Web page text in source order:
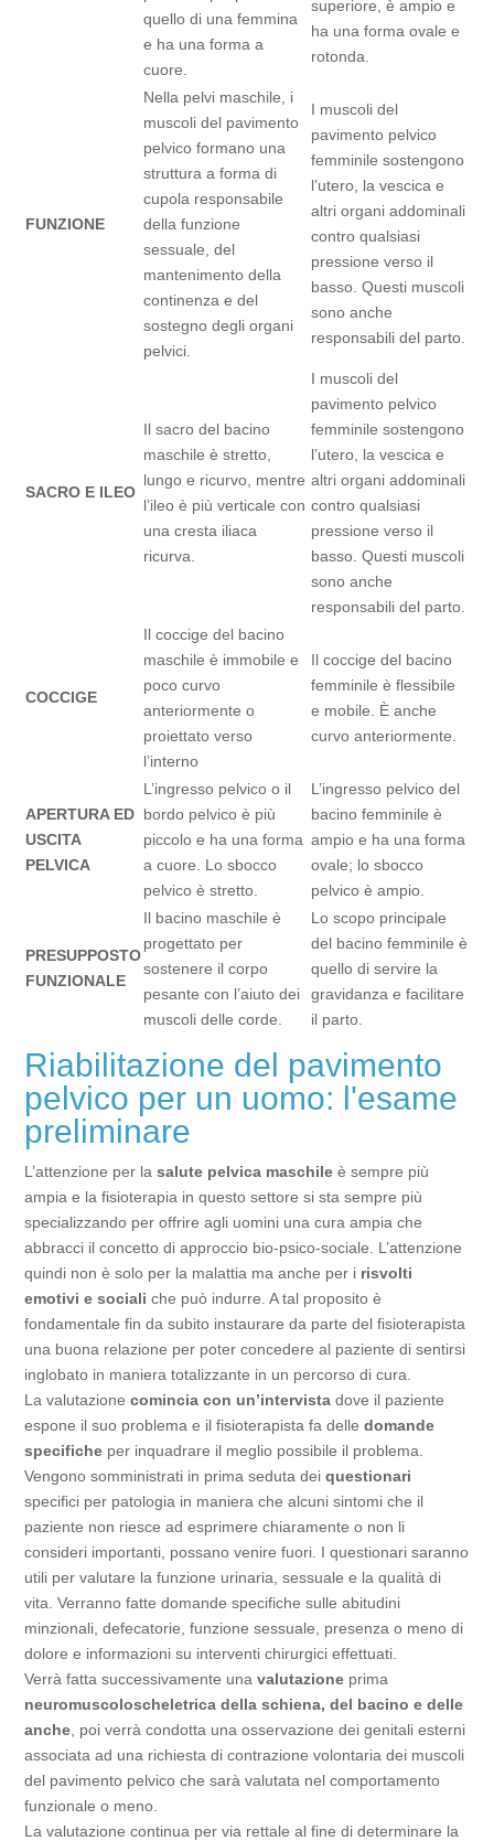
quello di una femmina
e ha una forma a
cuore.
superiore, è ampio e
ha una forma ovale e
rotonda.
FUNZIONE
Nella pelvi maschile, i
muscoli del pavimento
pelvico formano una
struttura a forma di
cupola responsabile
della funzione
sessuale, del
mantenimento della
continenza e del
sostegno degli organi
pelvici.
I muscoli del
pavimento pelvico
femminile sostengono
l’utero, la vescica e
altri organi addominali
contro qualsiasi
pressione verso il
basso. Questi muscoli
sono anche
responsabili del parto.
SACRO E ILEO
Il sacro del bacino
maschile è stretto,
lungo e ricurvo, mentre
l’ileo è più verticale con
una cresta iliaca
ricurva.
I muscoli del
pavimento pelvico
femminile sostengono
l’utero, la vescica e
altri organi addominali
contro qualsiasi
pressione verso il
basso. Questi muscoli
sono anche
responsabili del parto.
COCCIGE
Il coccige del bacino
maschile è immobile e
poco curvo
anteriormente o
proiettato verso
l’interno
Il coccige del bacino
femminile è flessibile
e mobile. È anche
curvo anteriormente.
APERTURA ED
USCITA
PELVICA
L’ingresso pelvico o il
bordo pelvico è più
piccolo e ha una forma
a cuore. Lo sbocco
pelvico è stretto.
L’ingresso pelvico del
bacino femminile è
ampio e ha una forma
ovale; lo sbocco
pelvico è ampio.
PRESUPPOSTO
FUNZIONALE
Il bacino maschile è
progettato per
sostenere il corpo
pesante con l’aiuto dei
muscoli delle corde.
Lo scopo principale
del bacino femminile è
quello di servire la
gravidanza e facilitare
il parto.
Riabilitazione del pavimento
pelvico per un uomo: l'esame
preliminare
L’attenzione per lasalute pelvica maschile è sempre più
ampia e la fisioterapia in questo settore si sta sempre più
specializzando per offrire agli uomini una cura ampia che
abbracci il concetto di approccio bio-psico-sociale. L’attenzione
quindi non è solo per la malattia ma anche per i risvolti
emotivi e sociali che può indurre. A tal proposito è
fondamentale fin da subito instaurare da parte del fisioterapista
una buona relazione per poter concedere al paziente di sentirsi
inglobato in maniera totalizzante in un percorso di cura.
La valutazionecomincia con un’intervista dove il paziente
espone il suo problema e il fisioterapista fa delledomande
specifiche per inquadrare il meglio possibile il problema.
Vengono somministrati in prima seduta deiquestionari
specifici per patologia in maniera che alcuni sintomi che il
paziente non riesce ad esprimere chiaramente o non li
consideri importanti, possano venire fuori. I questionari saranno
utili per valutare la funzione urinaria, sessuale e la qualità di
vita. Verranno fatte domande specifiche sulle abitudini
minzionali, defecatorie, funzione sessuale, presenza o meno di
dolore e informazioni su interventi chirurgici effettuati.
Verrà fatta successivamente unavalutazione prima
neuromuscoloscheletrica della schiena, del bacino e delle
anche , poi verrà condotta una osservazione dei genitali esterni
associata ad una richiesta di contrazione volontaria dei muscoli
del pavimento pelvico che sarà valutata nel comportamento
funzionale o meno.
La valutazione continua per via rettale al fine di determinare la